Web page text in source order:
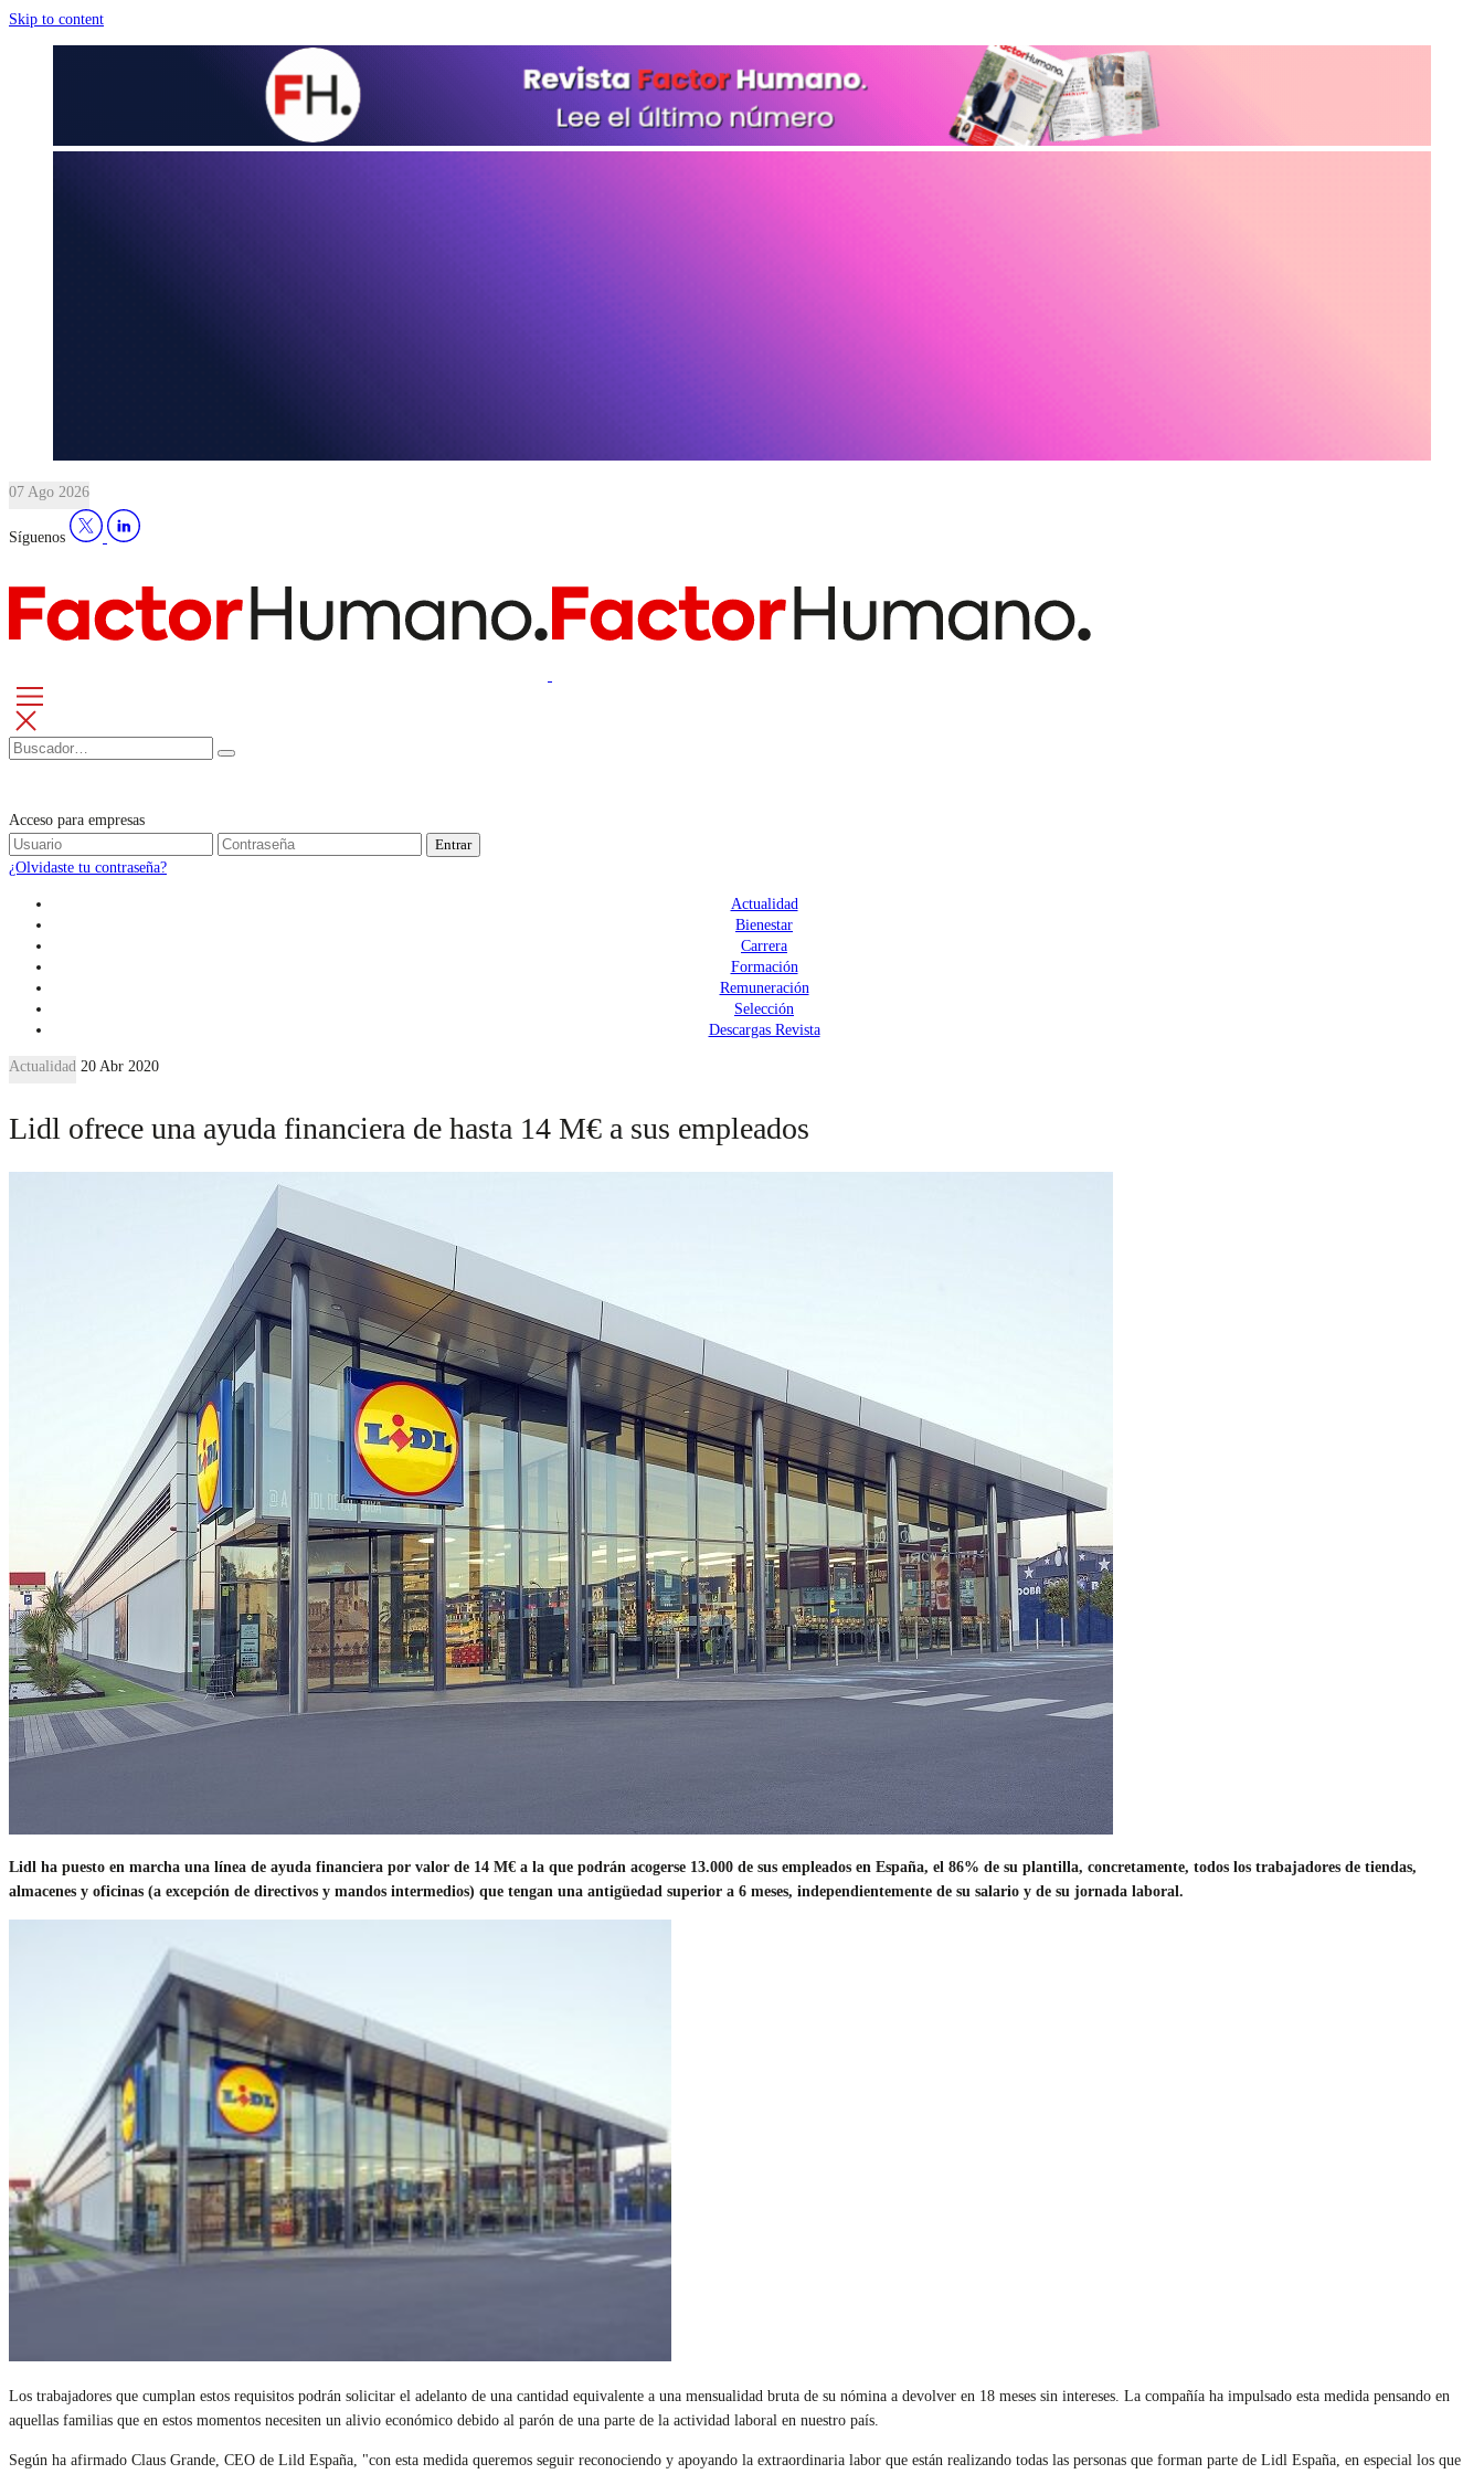
Skip to content
07 Ago 2026
Síguenos
Acceso para empresas
Entrar
¿Olvidaste tu contraseña?
Actualidad
Bienestar
Carrera
Formación
Remuneración
Selección
Descargas Revista
Actualidad 20 Abr 2020
Lidl ofrece una ayuda financiera de hasta 14 M€ a sus empleados
Lidl ha puesto en marcha una línea de ayuda financiera por valor de 14 M€ a la que podrán acogerse 13.000 de sus empleados en España, el 86% de su plantilla, concretamente, todos los trabajadores de tiendas,
almacenes y oficinas (a excepción de directivos y mandos intermedios) que tengan una antigüedad superior a 6 meses, independientemente de su salario y de su jornada laboral.
Los trabajadores que cumplan estos requisitos podrán solicitar el adelanto de una cantidad equivalente a una mensualidad bruta de su nómina a devolver en 18 meses sin intereses. La compañía ha impulsado esta medida pensando en
aquellas familias que en estos momentos necesiten un alivio económico debido al parón de una parte de la actividad laboral en nuestro país.
Según ha afirmado Claus Grande, CEO de Lild España, "con esta medida queremos seguir reconociendo y apoyando la extraordinaria labor que están realizando todas las personas que forman parte de Lidl España, en especial los que